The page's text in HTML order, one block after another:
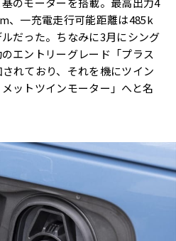
、一充電走行可能距離は485k
だった。ちなみに3月にシング
エントリーグレード「プラス
れており、それを機にツイン
ットツインモーター」へと名